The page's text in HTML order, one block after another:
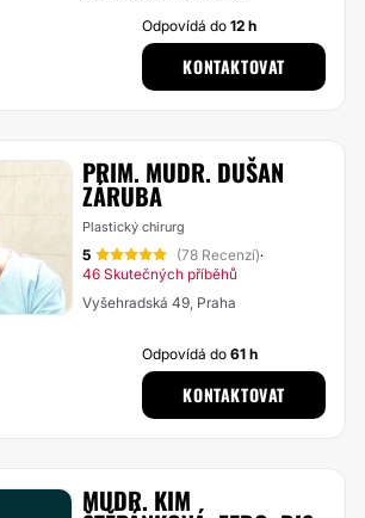
Odpovídá do12 h
KONTAKTOVAT
PRIM. MUDR. DUŠAN
ZÁRUBA
Plastický chirurg
5 (78 Recenzí)·
46 Skutečných příběhů
Vyšehradská 49, Praha
Odpovídá do61 h
KONTAKTOVAT
MUDR. KIM